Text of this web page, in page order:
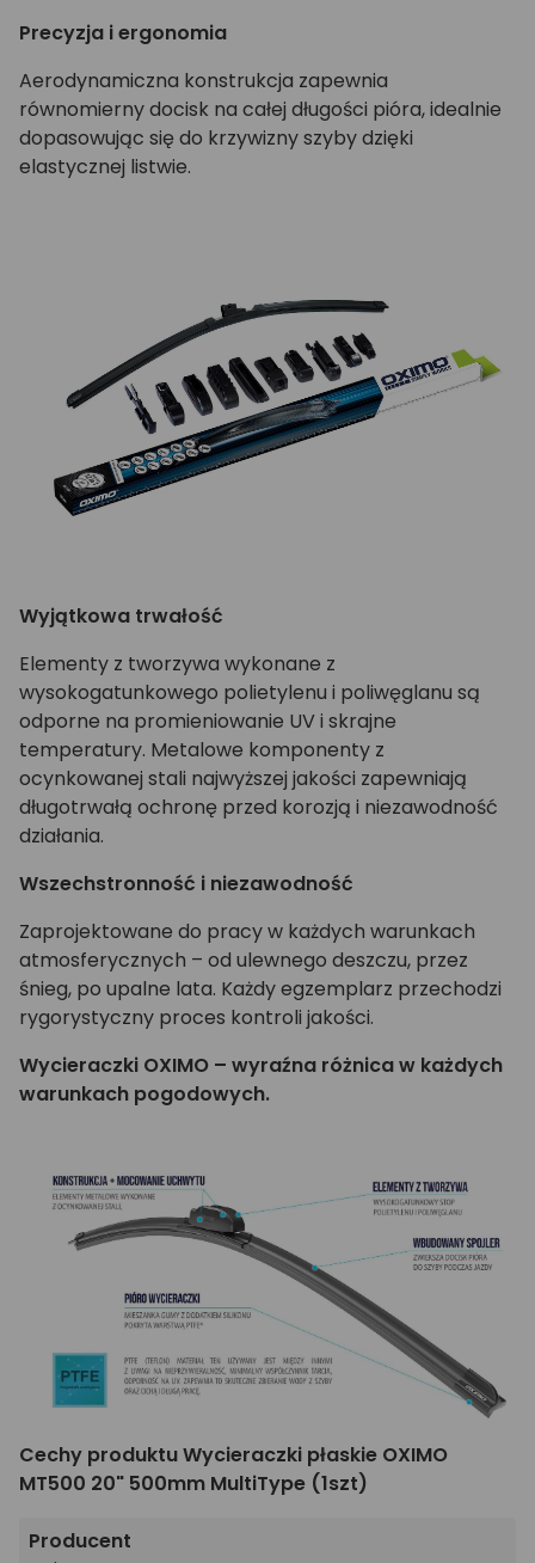
Precyzja i ergonomia
Aerodynamiczna konstrukcja zapewnia
równomierny docisk na całej długości pióra, idealnie
dopasowując się do krzywizny szyby dzięki
elastycznej listwie.
Wyjątkowa trwałość
Elementy z tworzywa wykonane z
wysokogatunkowego polietylenu i poliwęglanu są
odporne na promieniowanie UV i skrajne
temperatury. Metalowe komponenty z
ocynkowanej stali najwyższej jakości zapewniają
długotrwałą ochronę przed korozją i niezawodność
działania.
Wszechstronność i niezawodność
Zaprojektowane do pracy w każdych warunkach
atmosferycznych – od ulewnego deszczu, przez
śnieg, po upalne lata. Każdy egzemplarz przechodzi
rygorystyczny proces kontroli jakości.
Wycieraczki OXIMO – wyraźna różnica w każdych
warunkach pogodowych.
Cechy produktu Wycieraczki płaskie OXIMO
MT500 20" 500mm MultiType (1szt)
Producent